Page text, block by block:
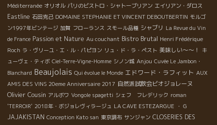
Méditerranée オリオル パリのビストロ・シャトーブリアン エイリアン・ダロス
Eastline 石田克己 DOMAINE STEPHANIE ET VINCENT DEBOUTBERTIN モルゴ
ン1997年ビンテージ 加賀 フローランス スモール品種 シャブリ La Revue du Vin
de France Passion et Nature Au couchant Bistro Brutal Henri Frédérique
Roch ラ・ヴリーユ・エ・ル・パピヨン リュ・ド・ラ・ペスト 美味しい～～！
キ
ューヴェ・ティボ Ciel-Terre-Vigne-Homme シノン城 Anjou Cuvée Le Jambon・
Blanchard Beaujolais Qui évolue le Monde エドワード・ラフィット AUX
AMIS DES VINS 20eme Anniversaire 2017 自然派試飲会ビオジョレーヌ
Olivier Cousin アルボワ Vongole spagetti シェフ フレデリック roman
'TERROIR' 2018年・ボジョレヴィラージュ LA CAVE ESTEZARGUE ・ G
JAJAKISTAN Conception Kato san 東京調布 サンジャン CLOSERIES DES